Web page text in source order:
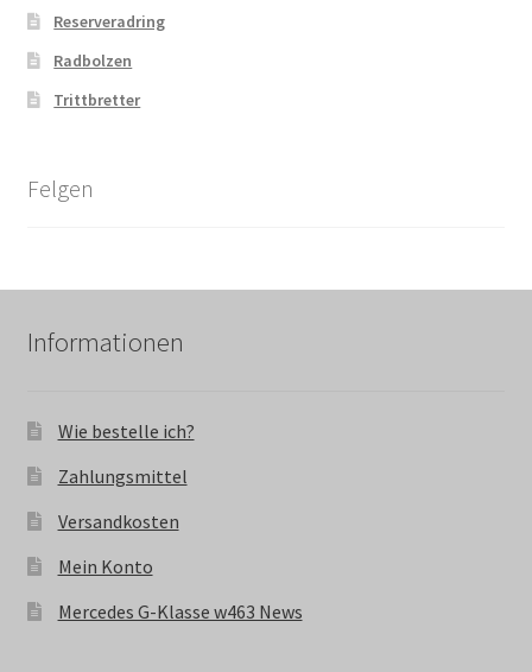
Reserveradring
Radbolzen
Trittbretter
Felgen
Informationen
Wie bestelle ich?
Zahlungsmittel
Versandkosten
Mein Konto
Mercedes G-Klasse w463 News